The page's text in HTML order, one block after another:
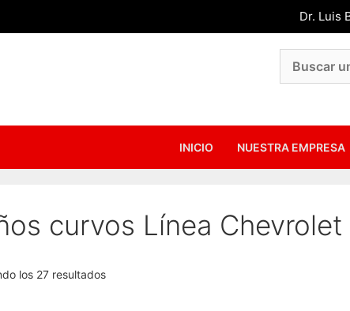
Dr. Luis
INICIO NUESTRA EMPRESA
curvos Línea Chevrolet
los 27 resultados